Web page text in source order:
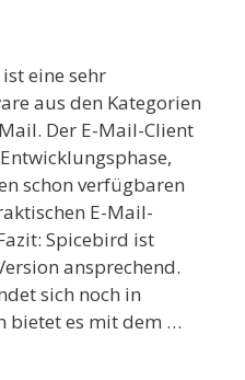
eine sehr
aus den Kategorien
Der E-Mail-Client
schon verfügbaren
E-Mail-
Spicebird ist
ansprechend.
sich noch in
bietet es mit dem …